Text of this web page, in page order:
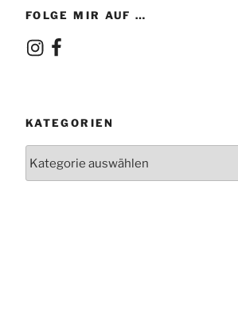
FOLGE MIR AUF …
Instagram
Facebook
KATEGORIEN